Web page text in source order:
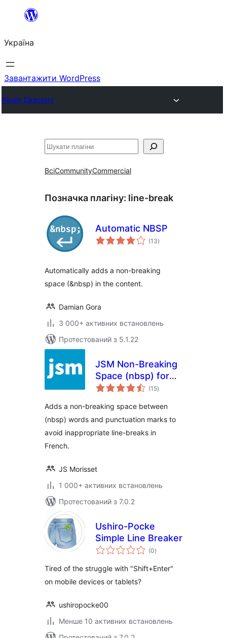
Перейти
вмісту
Україна
Завантажити WordPress
Plugin Directory
Пошук
ВсіCommunityCommercial
Позначка плагіну: line-break
Automatic NBSP
(13загальний
рейтинг
)
Automatically adds a non-breaking
space (&nbsp) in the content.
Damian Gora
3 000+ активних встановлень
Протестований з 5.1.22
JSM Non-Breaking
Space (nbsp) for
French Content
(15загальний
рейтинг
)
Adds a non-breaking space between
(nbsp) words and punctuation marks to
avoid inappropriate line-breaks in
French.
JS Morisset
1 000+ активних встановлень
Протестований з 7.0.2
Ushiro-Pocke
Simple Line Breaker
(0загальний
рейтинг
)
Tired of the struggle with "Shift+Enter"
on mobile devices or tablets?
ushiropocke00
Менше 10 активних встановлень